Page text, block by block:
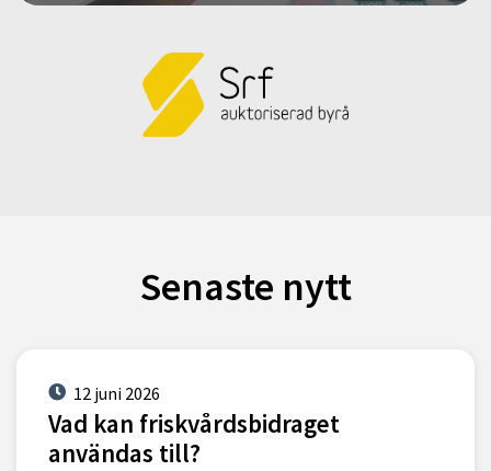
Senaste nytt
12 juni 2026
Vad kan friskvårdsbidraget
användas till?